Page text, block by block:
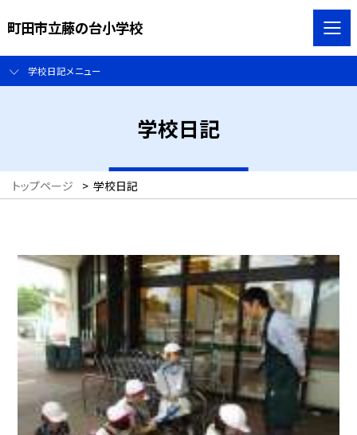
町田市立藤の台小学校
学校日記メニュー
学校日記
トップページ > 学校日記